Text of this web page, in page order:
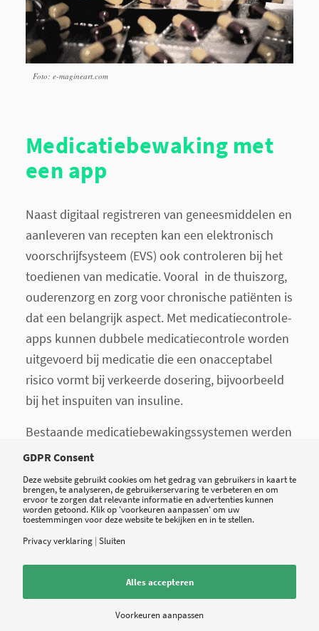
Foto: e-magineart.com
Medicatiebewaking met
een app
Naast digitaal registreren van geneesmiddelen en
aanleveren van recepten kan een elektronisch
voorschrijfsysteem (EVS) ook controleren bij het
toedienen van medicatie. Vooral in de thuiszorg,
ouderenzorg en zorg voor chronische patiënten is
dat een belangrijk aspect. Met medicatiecontrole-
apps kunnen dubbele medicatiecontrole worden
uitgevoerd bij medicatie die een onacceptabel
risico vormt bij verkeerde dosering, bijvoorbeeld
bij het inspuiten van insuline.
Bestaande medicatiebewakingssystemen werden
door apothekers ontwikkeld en lange tijd ook
alleen door hen gebruikt. Maar inmiddels wordt
die medicatiebewaking door de inspectie
beschouwd als onderdeel van het leveren van
verantwoorde zorg. Uit de Richtlijn: “De inspectie
geneesmiddel voor te schrijven zonder gebruik te
maken van een elektronisch systeem om de
medicatie te bewaken, tenzij andere maatregelen
GDPR Consent
Deze website gebruikt cookies om het gedrag van gebruikers in kaart te
brengen, te analyseren, de gebruikerservaring te verbeteren en om
ervoor te zorgen dat relevante informatie en advertenties kunnen
worden getoond. Klik op 'voorkeuren aanpassen' om uw
toestemmingen voor deze website te bekijken en in te stellen.
Privacy verklaring | Sluiten
Alles accepteren
Voorkeuren aanpassen